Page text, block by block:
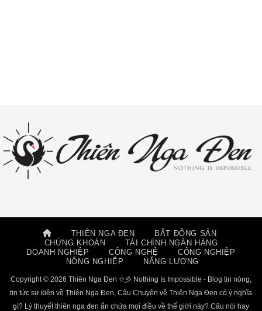
THIÊN NGA ĐEN
BẤT ĐỘNG SẢN
CHỨNG KHOÁN
TÀI CHÍNH NGÂN HÀNG
DOANH NGHIỆP
CÔNG NGHỆ
CÔNG NGHIỆP
NÔNG NGHIỆP
NĂNG LƯỢNG
Copyright © 2026 Thiên Nga Đen ✩彡 Nothing Is Impossible - Blog tin nóng,
tin tức sự kiện về Thiên Nga Đen, Câu Chuyện về Thiên Nga Đen có ý nghĩa
gì? Lý thuyết thiên nga đen ẩn chứa mọi điều về thế giới này? Câu nói hay